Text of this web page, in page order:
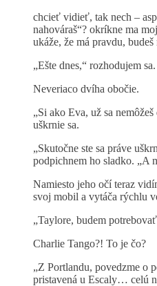
chcieť vidieť, tak nech –
nahováraš“? okríkne ma
ukáže, že má pravdu,
„Ešte dnes,“ rozhodujem sa.
Neveriaco dvíha obočie.
„Si ako Eva, už sa
uškrnie sa.
„Skutočne ste sa práve
podpichnem ho sladko. „A
Namiesto jeho očí teraz
svoj mobil a vytáča rýchlu
„Taylore, budem
Charlie Tango?! To je čo?
„Z Portlandu, povedzme o
pristavená u Escaly… celú